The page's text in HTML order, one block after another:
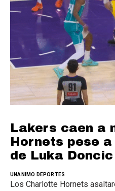
Lakers caen a
Hornets pese
de Luka Doncic
UNANIMO DEPORTES
Los Charlotte Hornets